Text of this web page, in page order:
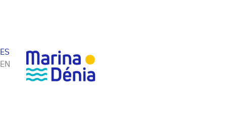
ES
EN